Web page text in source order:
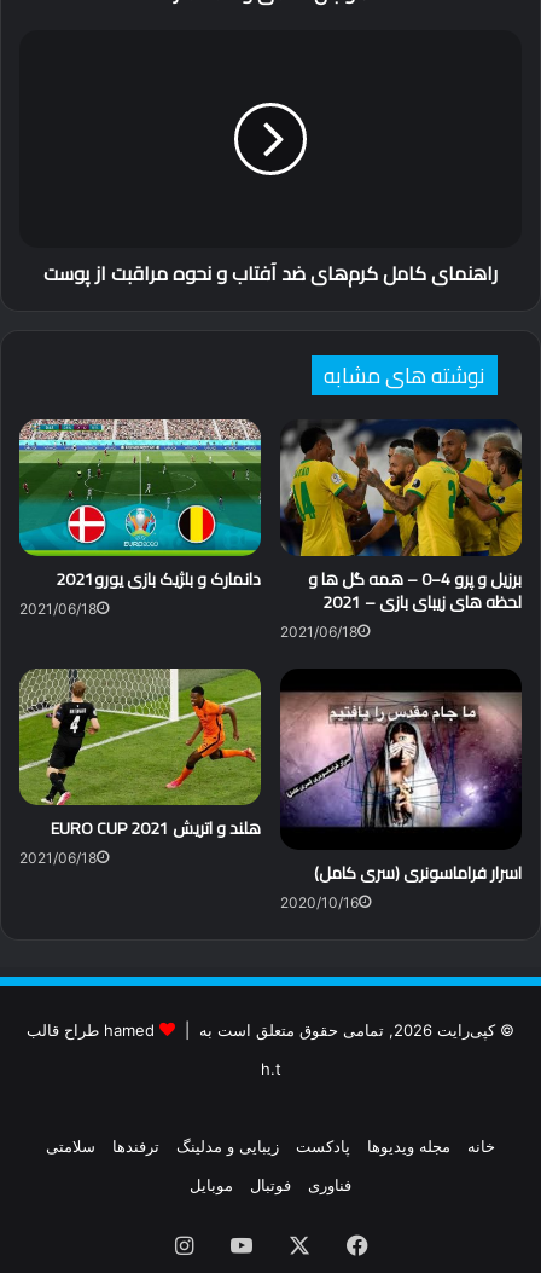
پوستراهنمای کامل کرم‌های ضد آفتاب و نحوه مراقبت از پوست
نوشته های مشابه
دانمارک و بلژیک بازی یورو2021
2021/06/18
برزیل و پرو 4−0 – همه گل ها و
لحظه های زیبای بازی – 2021
2021/06/18
هلند و اتریش EURO CUP 2021
2021/06/18 اسرار فراماسونری (سری کامل)
2020/10/16
© کپی‌رایت 2026, تمامی حقوق متعلق است به |
hamed طراح قالب
h.t
خانه مجله ویدیوها پادکست زیبایی و مدلینگ ترفندها
سلامتی
فناوری
فوتبال موبایل
فیس یوتیوباینستاگرام